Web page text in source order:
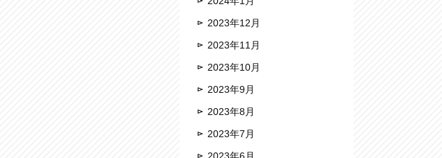
2023年12月
2023年11月
2023年10月
2023年9月
2023年8月
2023年7月